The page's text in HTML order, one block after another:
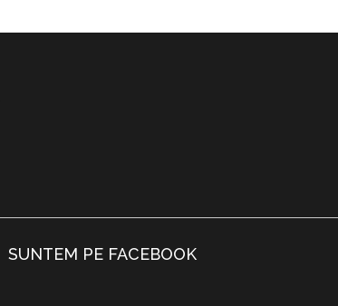
SUNTEM PE FACEBOOK